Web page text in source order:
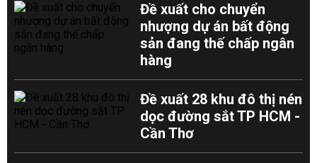
Đề xuất cho chuyển
nhượng dự án bất động
sản đang thế chấp ngân
hàng
Đề xuất 28 khu đô thị nén
dọc đường sắt TP HCM -
Cần Thơ